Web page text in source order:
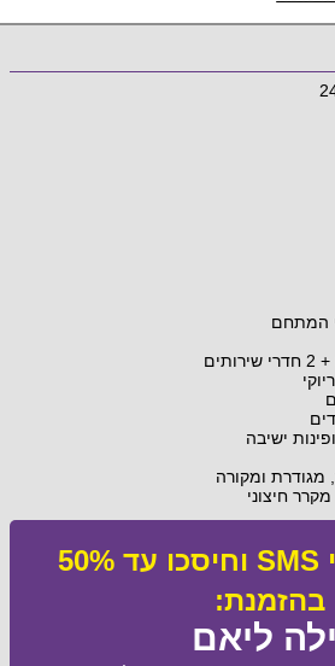
המתחם
ישיבה
ומקורה
חיצוני
קבלו מבצעי SMS וחיסכו עד 50%
בהזמנת:
ליאם